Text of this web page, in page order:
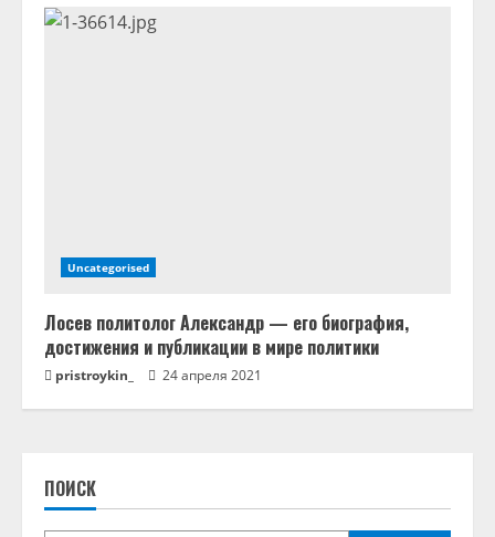
Uncategorised
Лосев политолог Александр — его биография,
достижения и публикации в мире политики
pristroykin_ 24 апреля 2021
ПОИСК